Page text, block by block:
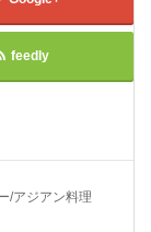
feedly
/アジアン料理